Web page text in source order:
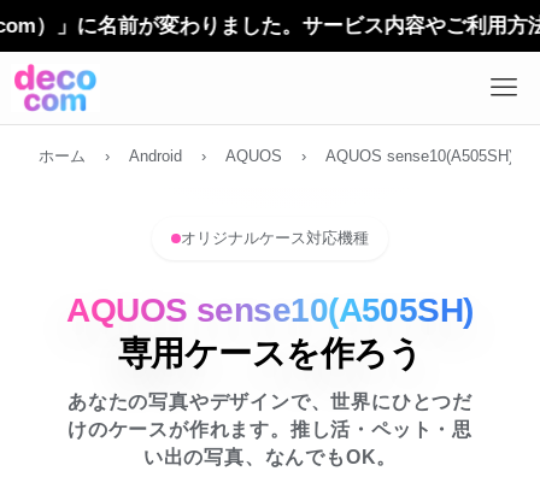
名前が変わりました。サービス内容やご利用方法に変
ホーム › Android › AQUOS › AQUOS sense10(A505SH)
オリジナルケース対応機種
AQUOS sense10(A505SH)
専用ケースを作ろう
あなたの写真やデザインで、世界にひとつだ
けのケースが作れます。推し活・ペット・思
い出の写真、なんでもOK。